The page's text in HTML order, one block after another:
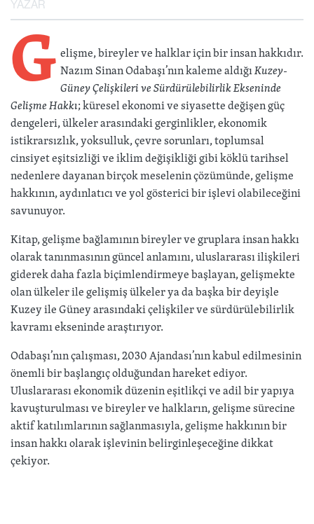
YAZAR
Gelişme, bireyler ve halklar için bir insan hakkıdır.
Nazım Sinan Odabaşı’nın kaleme aldığıKuzey-
Güney Çelişkileri ve Sürdürülebilirlik Ekseninde
Gelişme Hakkı; küresel ekonomi ve siyasette değişen güç
dengeleri, ülkeler arasındaki gerginlikler, ekonomik
istikrarsızlık, yoksulluk, çevre sorunları, toplumsal
cinsiyet eşitsizliği ve iklim değişikliği gibi köklü tarihsel
nedenlere dayanan birçok meselenin çözümünde, gelişme
hakkının, aydınlatıcı ve yol gösterici bir işlevi olabileceğini
savunuyor.
Kitap, gelişme bağlamının bireyler ve gruplara insan hakkı
olarak tanınmasının güncel anlamını, uluslararası ilişkileri
giderek daha fazla biçimlendirmeye başlayan, gelişmekte
olan ülkeler ile gelişmiş ülkeler ya da başka bir deyişle
Kuzey ile Güney arasındaki çelişkiler ve sürdürülebilirlik
kavramı ekseninde araştırıyor.
Odabaşı’nın çalışması, 2030 Ajandası’nın kabul edilmesinin
önemli bir başlangıç olduğundan hareket ediyor.
Uluslararası ekonomik düzenin eşitlikçi ve adil bir yapıya
kavuşturulması ve bireyler ve halkların, gelişme sürecine
aktif katılımlarının sağlanmasıyla, gelişme hakkının bir
insan hakkı olarak işlevinin belirginleşeceğine dikkat
çekiyor.